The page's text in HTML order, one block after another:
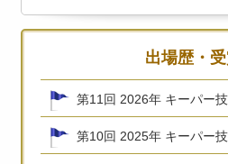
出場歴・
第11回 2026年 キーパー
第10回 2025年 キーパー